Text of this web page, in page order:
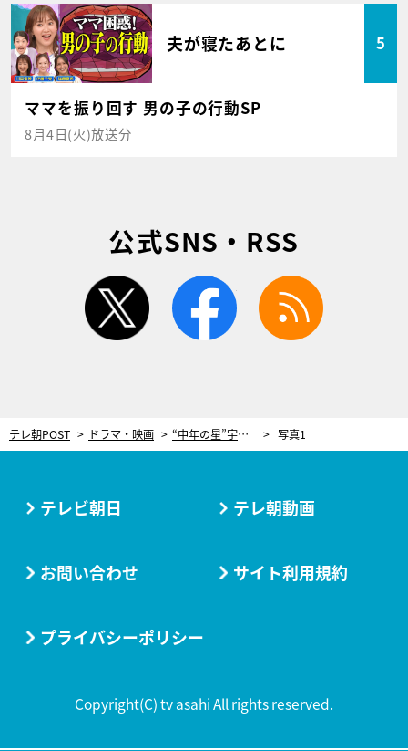
夫が寝たあとに 5
ママを振り回す 男の子の行動SP
8月4日(火)放送分
公式SNS・RSS
twitter facebook
テレ朝POST ドラマ・映画 “中年の星”宇佐美（内野聖陽）にパワハラ疑惑!? 教官の危機に学生たちは…＜PJ ～航空救難団～＞ 写真1
テレビ朝日 テレ朝動画
お問い合わせ サイト利用規約
プライバシーポリシー
Copyright(C) tv asahi All rights reserved.